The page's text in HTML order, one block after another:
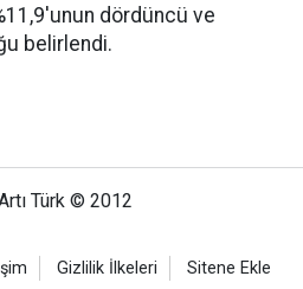
dördüncü ve
belirlendi.
Türk © 2012
Gizlilik İlkeleri Sitene Ekle